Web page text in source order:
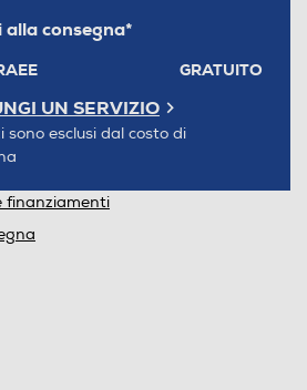
consegna*
GRATUITO
UN SERVIZIO
sono esclusi dal costo di
finanziamenti